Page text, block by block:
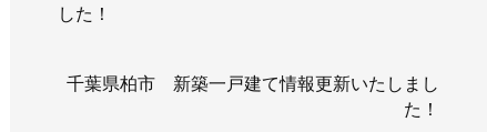
した！
千葉県柏市 新築一戸建て情報更新いたしまし
た！